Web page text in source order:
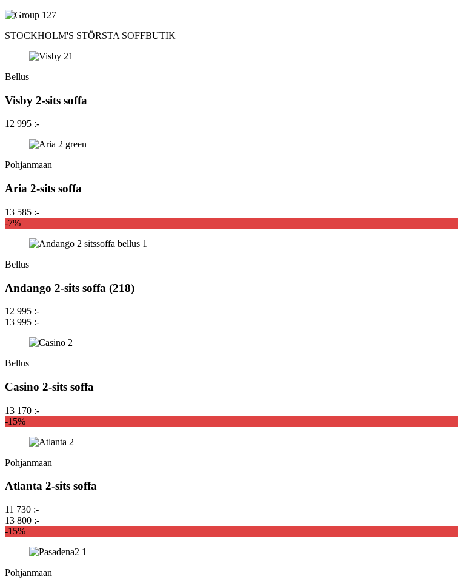
STOCKHOLM'S STÖRSTA SOFFBUTIK
Bellus
Visby 2-sits soffa
12 995 :-
Pohjanmaan
Aria 2-sits soffa
13 585 :-
-7%
Bellus
Andango 2-sits soffa (218)
12 995 :-
13 995 :-
Bellus
Casino 2-sits soffa
13 170 :-
-15%
Pohjanmaan
Atlanta 2-sits soffa
11 730 :-
13 800 :-
-15%
Pohjanmaan